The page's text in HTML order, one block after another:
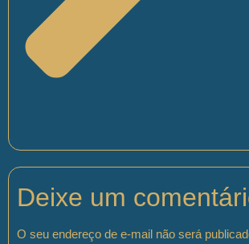
Deixe um
O seu endereço de e-mail não será